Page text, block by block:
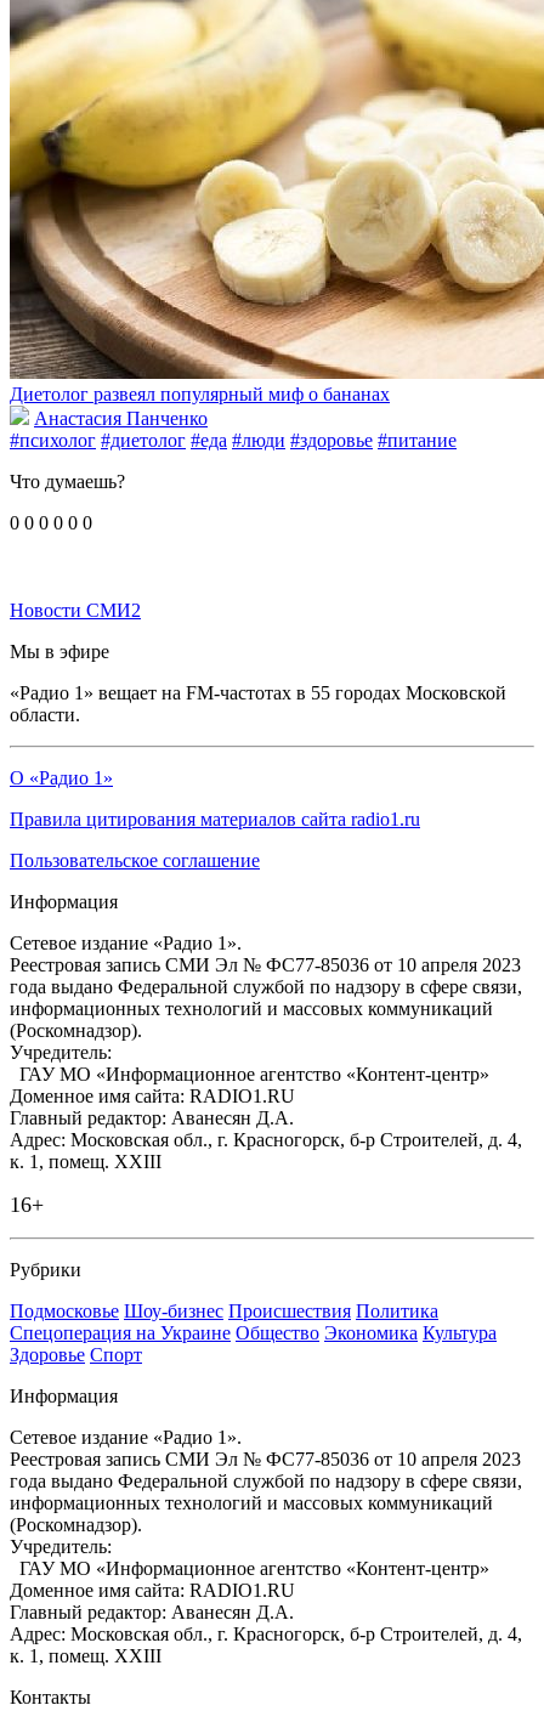
Диетолог развеял популярный миф о бананах
Анастасия Панченко
#психолог #диетолог #еда #люди #здоровье #питание
Что думаешь?
0 0 0 0 0 0
Новости СМИ2
Мы в эфире
«Радио 1» вещает на FM-частотах в 55 городах Московской
области.
О «Радио 1»
Правила цитирования материалов сайта radio1.ru
Пользовательское соглашение
Информация
Сетевое издание «Радио 1».
Реестровая запись СМИ Эл № ФС77-85036 от 10 апреля 2023
года выдано Федеральной службой по надзору в сфере связи,
информационных технологий и массовых коммуникаций
(Роскомнадзор).
Учредитель:
ГАУ МО «Информационное агентство «Контент-центр»
Доменное имя сайта: RADIO1.RU
Главный редактор: Аванесян Д.А.
Адрес: Московская обл., г. Красногорск, б-р Строителей, д. 4,
к. 1, помещ. XXIII
16+
Рубрики
Подмосковье Шоу-бизнес Происшествия Политика
Спецоперация на Украине Общество Экономика Культура
Здоровье Спорт
Информация
Сетевое издание «Радио 1».
Реестровая запись СМИ Эл № ФС77-85036 от 10 апреля 2023
года выдано Федеральной службой по надзору в сфере связи,
информационных технологий и массовых коммуникаций
(Роскомнадзор).
Учредитель:
ГАУ МО «Информационное агентство «Контент-центр»
Доменное имя сайта: RADIO1.RU
Главный редактор: Аванесян Д.А.
Адрес: Московская обл., г. Красногорск, б-р Строителей, д. 4,
к. 1, помещ. XXIII
Контакты